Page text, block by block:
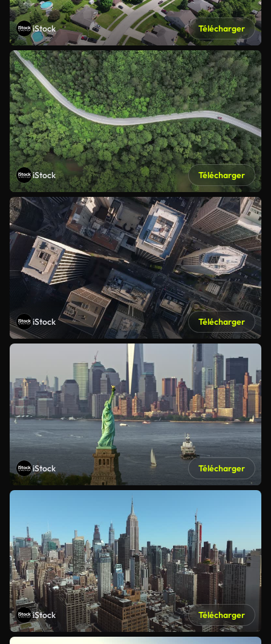
iStock Télécharger
iStock Télécharger
iStock Télécharger
iStock Télécharger
iStock Télécharger